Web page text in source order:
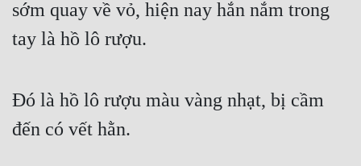
Sủng
Tiên Hiệp
Tiểu Thuyết
sớm quay về vỏ, hiện nay hắn nắm trong
tay là hồ lô rượu.
Đó là hồ lô rượu màu vàng nhạt, bị cầm
đến có vết hằn.